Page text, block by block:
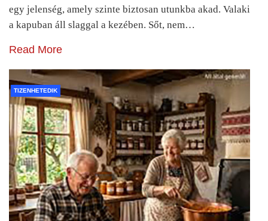
egy jelenség, amely szinte biztosan utunkba akad. Valaki
a kapuban áll slaggal a kezében. Sőt, nem…
Read More
TIZENHETEDIK